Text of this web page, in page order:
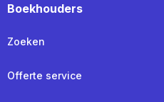
Boekhouders
Zoeken
Offerte service